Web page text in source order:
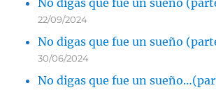
22/09/2024
No digas que fue un sueño
30/06/2024
No digas que fue un